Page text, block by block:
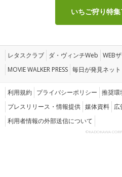
いちご狩り特
レタスクラブ ダ・ヴィンチWeb WEB
MOVIE WALKER PRESS 毎日が発見ネット
利用規約 プライバシーポリシー 推奨環
プレスリリース・情報提供 媒体資料 広
利用者情報の外部送信について
©KADOKAWA